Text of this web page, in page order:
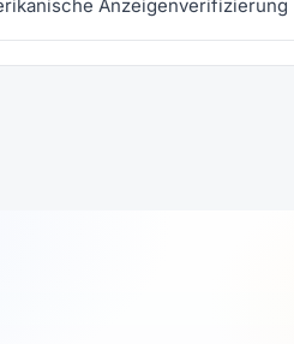
Anzeigenverifizierung